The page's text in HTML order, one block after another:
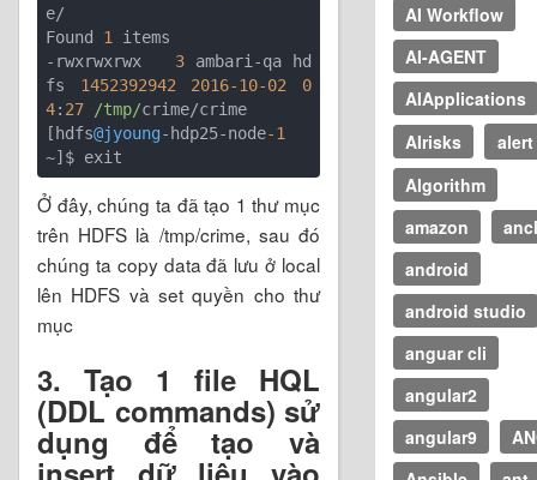
e/
Found 1
items
-rwxrwxrwx 3 ambari-qa hd
fs 1452392942 2016-10-02
0
4: 27 /tmp/crime/crime
[hdfs@jyoung-hdp25-node-1
Ở đây, chúng ta đã tạo 1 thư mục
trên HDFS là /tmp/crime, sau đó
chúng ta copy data đã lưu ở local
lên HDFS và set quyền cho thư
mục
3. Tạo 1 file HQL
(DDL commands) sử
dụng để tạo và
AI Workflow
AI-AGENT
AIApplications
AIrisks
alert
Algorithm
amazon
android
android studio
anguar cli
angular2
angular9